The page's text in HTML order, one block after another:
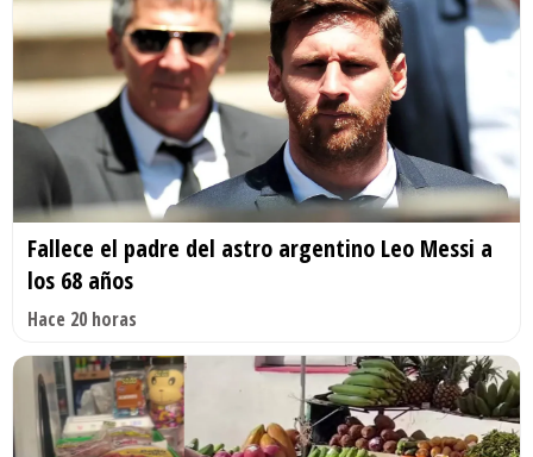
Fallece el padre del astro argentino Leo Messi a
los 68 años
Hace 20 horas